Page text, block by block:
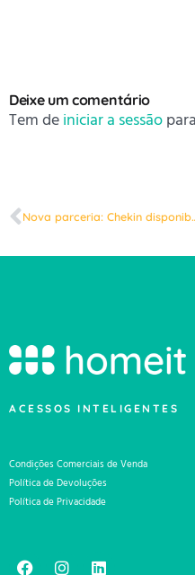
Deixe um comentário
Tem de iniciar a sessão
Nova parceria: Chekin
ACESSOS INTELIGENTES
Condições Comerciais de Venda
Política de Devoluções
Política de Privacidade